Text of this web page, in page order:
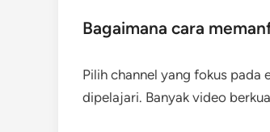
Bagaimana cara
Pilih channel yang fokus pada
dipelajari. Banyak video